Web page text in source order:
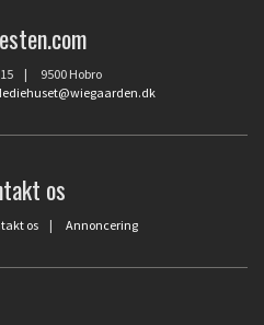
15 | 9500 Hobro
os
os | Annoncering